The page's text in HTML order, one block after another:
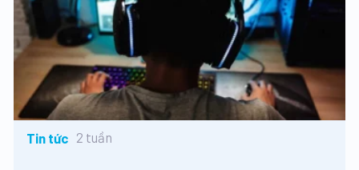
Tin tức 2 tuần